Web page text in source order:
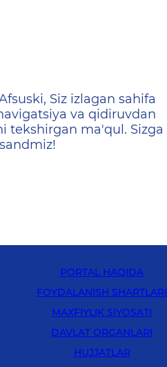
Siz izlagan sahifa
va qidiruvdan
tekshirgan ma'qul. Sizga
PORTAL HAQIDA
FOYDALANISH SHARTLARI
MAXFIYLIK SIYOSATI
DAVLAT ORGANLARI
HUJJATLAR